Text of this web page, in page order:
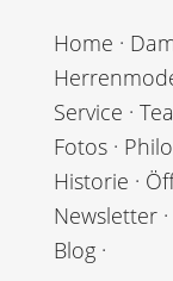
Home ·
Service ·
Fotos·
Historie ·
Newsletter·
Blog·